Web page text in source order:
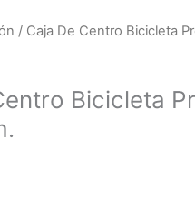
/ Caja De Centro Bicicleta
Bicicleta